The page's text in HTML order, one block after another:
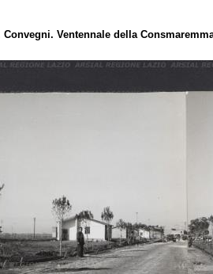
Convegni. Ventennale della